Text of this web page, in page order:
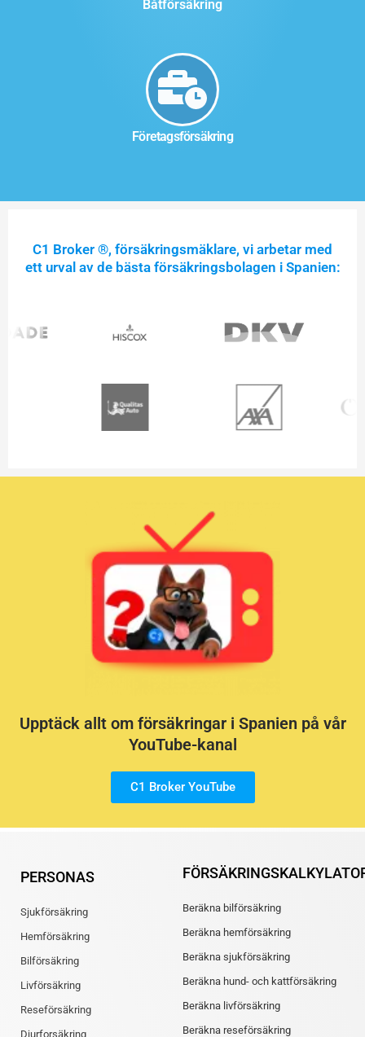
Båtförsäkring
Företagsförsäkring
C1 Broker ®, försäkringsmäklare, vi arbetar med
ett urval av de bästa försäkringsbolagen i Spanien:
Upptäck allt om försäkringar i Spanien på vår
YouTube-kanal
C1 Broker YouTube
PERSONAS
Sjukförsäkring
Hemförsäkring
Bilförsäkring
Livförsäkring
Reseförsäkring
Djurforsäkring
Beräkna bilförsäkring
Beräkna hemförsäkring
Beräkna sjukförsäkring
Beräkna hund- och kattförsäkring
Beräkna livförsäkring
Beräkna reseförsäkring